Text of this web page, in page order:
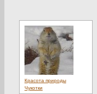
Красота природы
Чукотки